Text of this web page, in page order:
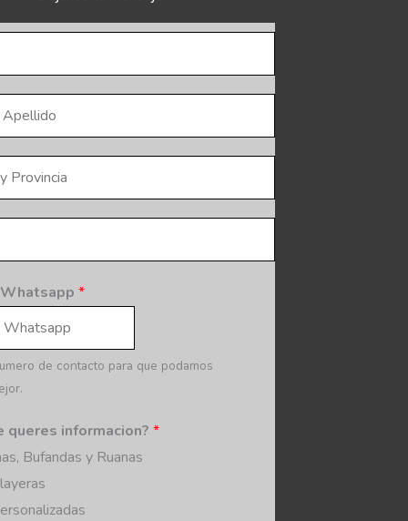
*
de contacto para que podamos
queres informacion? *
Bufandas y Ruanas